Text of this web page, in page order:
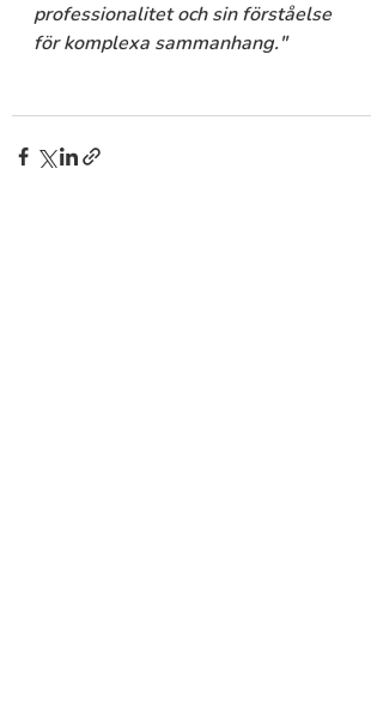
professionalitet och sin förståelse
för komplexa sammanhang."